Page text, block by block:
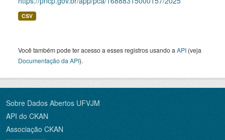
CSV
Você também pode ter acesso a esses registros usando a API (veja
Documentação da API).
Sobre Dados Abertos UFVJM
API do CKAN
Associação CKAN